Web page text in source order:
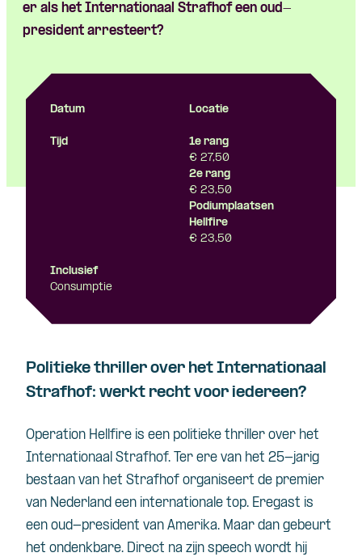
er als het Internationaal Strafhof een oud-
president arresteert?
Datum Locatie
Tijd
1e rang
€ 27,50
2e rang
€ 23,50
Podiumplaatsen
Hellfire
€ 23,50
Inclusief
Consumptie
Politieke thriller over het Internationaal
Strafhof: werkt recht voor iedereen?
Operation Hellfire is een politieke thriller over het
Internationaal Strafhof. Ter ere van het 25-jarig
bestaan van het Strafhof organiseert de premier
van Nederland een internationale top. Eregast is
een oud-president van Amerika. Maar dan gebeurt
het ondenkbare. Direct na zijn speech wordt hij